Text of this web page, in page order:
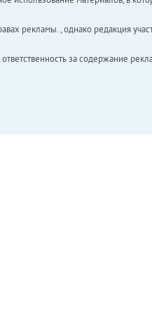
рекламы. , однако редакция
за содержание